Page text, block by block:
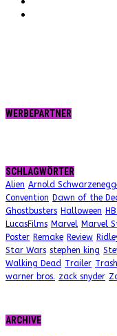
WERBEPARTNER
SCHLAGWÖRTER
Alien Arnold
Convention Dawn of the
Ghostbusters Halloween
LucasFilms Marvel Marvel
Poster Remake Review
Star Wars stephen king
Walking Dead Trailer
warner bros. zack snyder
ARCHIVE